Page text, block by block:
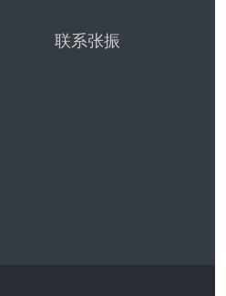
联系张振